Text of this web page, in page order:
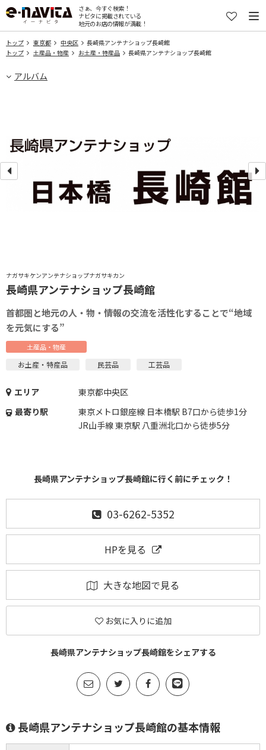
さぁ、今すぐ検索！
ナビタに掲載されている
地元のお店の情報が満載！
トップ 東京都 中央区
長崎県アンテナショップ長崎館
トップ
土産品・物産 お土産・特産品 長崎県アンテナショップ長崎館
アルバム
ナガサキケンアンテナショップナガサキカン
長崎県アンテナショップ長崎館
首都圏と地元の人・物・情報の交流を活性化することで“地域
を元気にする”
土産品・物産
お土産・特産品 民芸品 工芸品
エリア
東京都中央区
最寄り駅
東京メトロ銀座線 日本橋駅 B7口から徒歩1分
JR山手線 東京駅 八重洲北口から徒歩5分
長崎県アンテナショップ長崎館に行く前にチェック！
03-6262-5352
HPを見る
大きな地図で見る
お気に入りに追加
長崎県アンテナショップ長崎館をシェアする
長崎県アンテナショップ長崎館の基本情報